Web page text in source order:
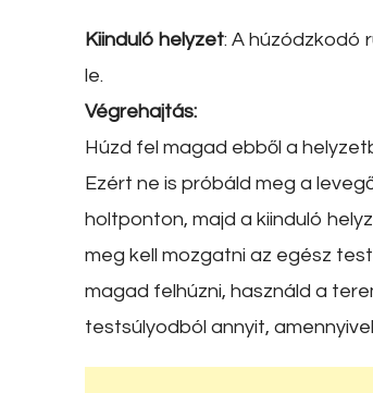
Kiinduló helyzet: A húzódzkodó
le.
Végrehajtás:
Húzd fel magad ebből a
Ezért ne is próbáld meg a
holtponton, majd a kiinduló
meg kell mozgatni az egész
magad felhúzni, használd a
testsúlyodból annyit,